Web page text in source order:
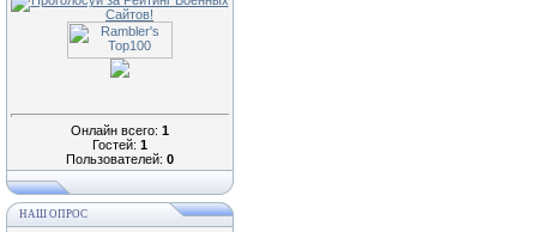
Онлайн всего: 1
Гостей: 1
Пользователей: 0
НАШ ОПРОС